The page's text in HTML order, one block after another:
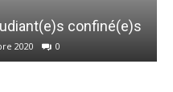
confiné(e)s
2020 0